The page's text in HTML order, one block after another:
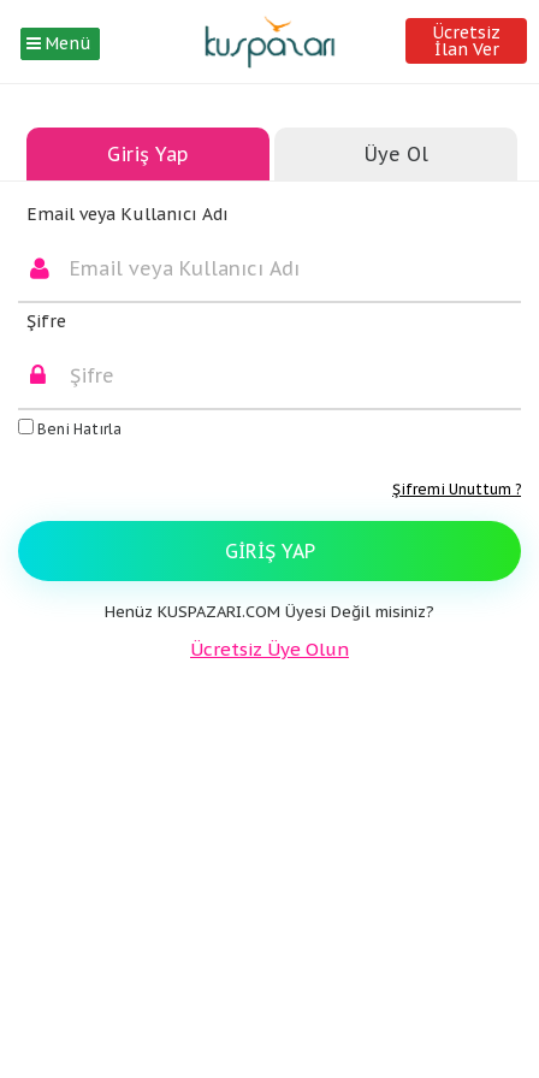
Menü Ücretsiz
İlan Ver
Giriş Yap Üye Ol
Email veya Kullanıcı Adı
Şifre
Beni Hatırla
Şifremi Unuttum ?
GIRIŞ YAP
Henüz KUSPAZARI.COM Üyesi Değil misiniz?
Ücretsiz Üye Olun